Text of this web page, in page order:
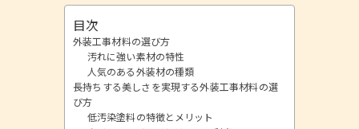
目次
外装工事材料の選び方
汚れに強い素材の特性
人気のある外装材の種類
長持ちする美しさを実現する外装工事材料の選
び方
低汚染塗料の特徴とメリット